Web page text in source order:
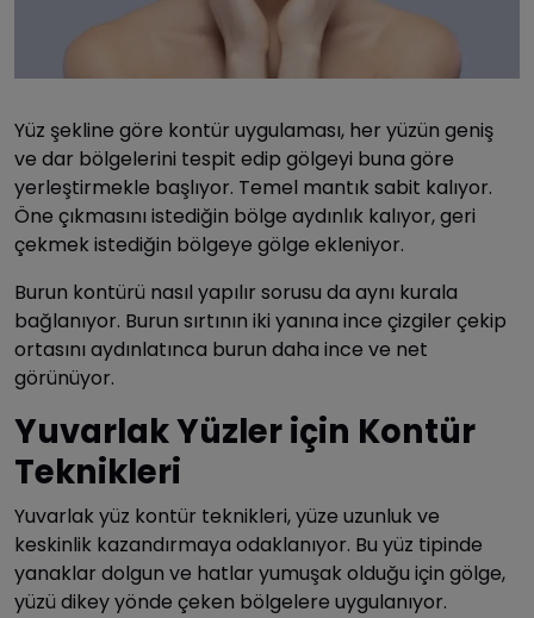
Yüz şekline göre kontür uygulaması, her yüzün geniş
ve dar bölgelerini tespit edip gölgeyi buna göre
yerleştirmekle başlıyor. Temel mantık sabit kalıyor.
Öne çıkmasını istediğin bölge aydınlık kalıyor, geri
çekmek istediğin bölgeye gölge ekleniyor.
Burun kontürü nasıl yapılır sorusu da aynı kurala
bağlanıyor. Burun sırtının iki yanına ince çizgiler çekip
ortasını aydınlatınca burun daha ince ve net
görünüyor.
Yuvarlak Yüzler için Kontür
Teknikleri
Yuvarlak yüz kontür teknikleri, yüze uzunluk ve
keskinlik kazandırmaya odaklanıyor. Bu yüz tipinde
yanaklar dolgun ve hatlar yumuşak olduğu için gölge,
yüzü dikey yönde çeken bölgelere uygulanıyor.